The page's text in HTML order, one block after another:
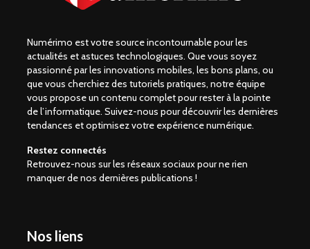
Numérimo est votre source incontournable pour les
actualités et astuces technologiques. Que vous soyez
passionné par les innovations mobiles, les bons plans, ou
que vous cherchiez des tutoriels pratiques, notre équipe
vous propose un contenu complet pour rester à la pointe
de l’informatique. Suivez-nous pour découvrir les dernières
tendances et optimisez votre expérience numérique.
Restez connectés
Retrouvez-nous sur les réseaux sociaux pour ne rien
manquer de nos dernières publications !
Nos liens